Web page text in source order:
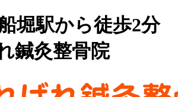
堀駅から徒歩2分
鍼灸整骨院